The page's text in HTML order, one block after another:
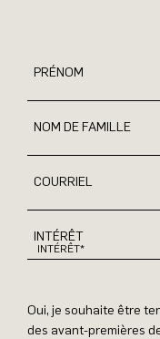
PRÉNOM
NOM DE FAMILLE
COURRIEL
INTÉRÊT
Oui, je souhaite être
des avant-premières